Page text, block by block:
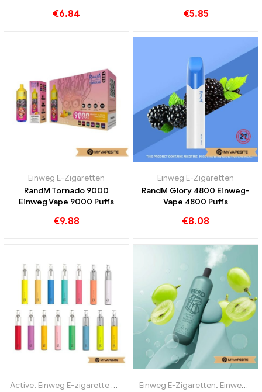
€6.84 €5.85
Einweg E-Zigaretten
RandM Tornado 9000
Einweg Vape 9000 Puffs
€9.88
Einweg E-Zigaretten
RandM Glory 4800 Einweg-
Vape 4800 Puffs
€8.08
Active, Einweg E-zigarette mit Nikotin ,Einweg E-Zigaretten
Einweg E-Zigaretten, Einweg-E-Zigaretten Portugal